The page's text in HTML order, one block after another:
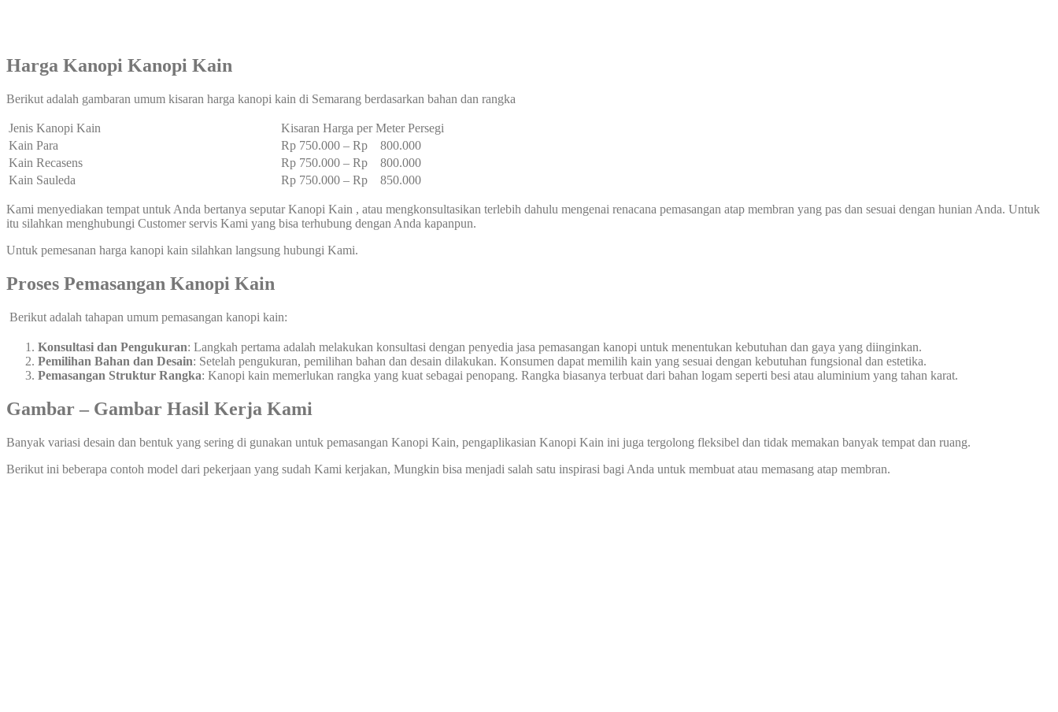
Harga Kanopi Kanopi Kain
Berikut adalah gambaran umum kisaran harga kanopi kain di Semarang berdasarkan bahan dan rangka
Jenis Kanopi Kain
Kisaran Harga per Meter Persegi
Kain Para
Rp 750.000 – Rp 800.000
Kain Recasens
Rp 750.000 – Rp 800.000
Kain Sauleda
Rp 750.000 – Rp 850.000
Kami menyediakan tempat untuk Anda bertanya seputar Kanopi Kain , atau mengkonsultasikan terlebih dahulu mengenai renacana pemasangan atap membran yang pas dan sesuai dengan hunian Anda. Untuk
itu silahkan menghubungi Customer servis Kami yang bisa terhubung dengan Anda kapanpun.
Untuk pemesanan harga kanopi kain silahkan langsung hubungi Kami.
Proses Pemasangan Kanopi Kain
Berikut adalah tahapan umum pemasangan kanopi kain:
Konsultasi dan Pengukuran: Langkah pertama adalah melakukan konsultasi dengan penyedia jasa pemasangan kanopi untuk menentukan kebutuhan dan gaya yang diinginkan.
Pemilihan Bahan dan Desain: Setelah pengukuran, pemilihan bahan dan desain dilakukan. Konsumen dapat memilih kain yang sesuai dengan kebutuhan fungsional dan estetika.
Pemasangan Struktur Rangka: Kanopi kain memerlukan rangka yang kuat sebagai penopang. Rangka biasanya terbuat dari bahan logam seperti besi atau aluminium yang tahan karat.
Gambar – Gambar Hasil Kerja Kami
Banyak variasi desain dan bentuk yang sering di gunakan untuk pemasangan Kanopi Kain, pengaplikasian Kanopi Kain ini juga tergolong fleksibel dan tidak memakan banyak tempat dan ruang.
Berikut ini beberapa contoh model dari pekerjaan yang sudah Kami kerjakan, Mungkin bisa menjadi salah satu inspirasi bagi Anda untuk membuat atau memasang atap membran.